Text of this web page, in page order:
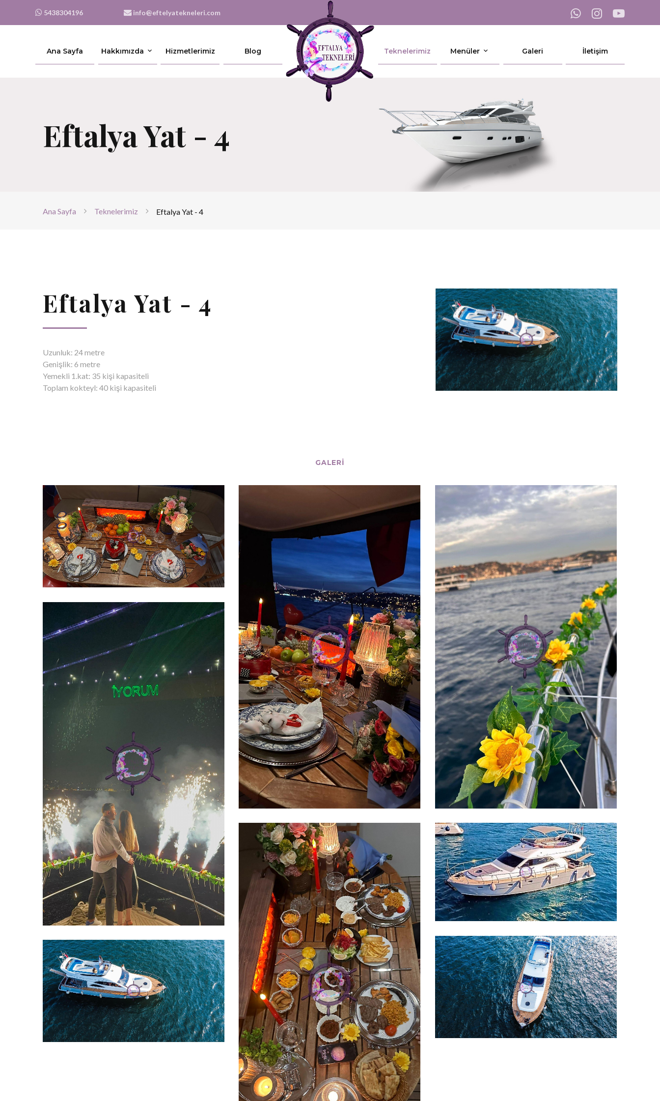
5438304196 info@eftelyatekneleri.com
Ana Sayfa Hakkımızda Hizmetlerimiz Blog Teknelerimiz Menüler Galeri İletişim
Eftalya Yat - 4
Ana Sayfa Teknelerimiz Eftalya Yat - 4
Eftalya Yat - 4
Uzunluk: 24 metre
Genişlik: 6 metre
Yemekli 1.kat: 35 kişi kapasiteli
Toplam kokteyl: 40 kişi kapasiteli
GALERI